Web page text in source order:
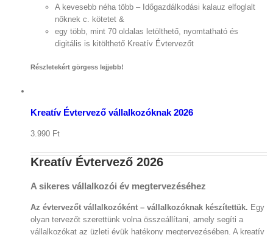
A kevesebb néha több – Időgazdálkodási kalauz elfoglalt
nőknek c. kötetet &
egy több, mint 70 oldalas letölthető, nyomtatható és
digitális is kitölthető Kreatív Évtervezőt
Részletekért görgess lejjebb!
Kosár
Kreatív Évtervező vállalkozóknak 2026
3.990 Ft
Kreatív Évtervező 2026
A sikeres vállalkozói év megtervezéséhez
Az évtervezőt vállalkozóként – vállalkozóknak készítettük. Egy
olyan tervezőt szerettünk volna összeállítani, amely segíti a
vállalkozókat az üzleti évük hatékony megtervezésében. A kreatív